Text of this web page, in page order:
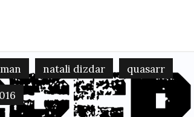
natali dizdar
quasarr